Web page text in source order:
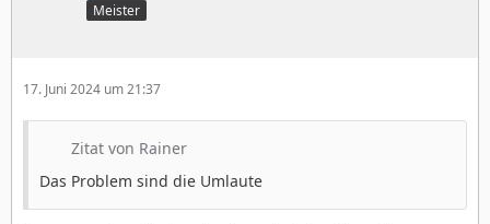
Meister
17. Juni 2024 um 21:37
Zitat von Rainer
Das Problem sind die Umlaute